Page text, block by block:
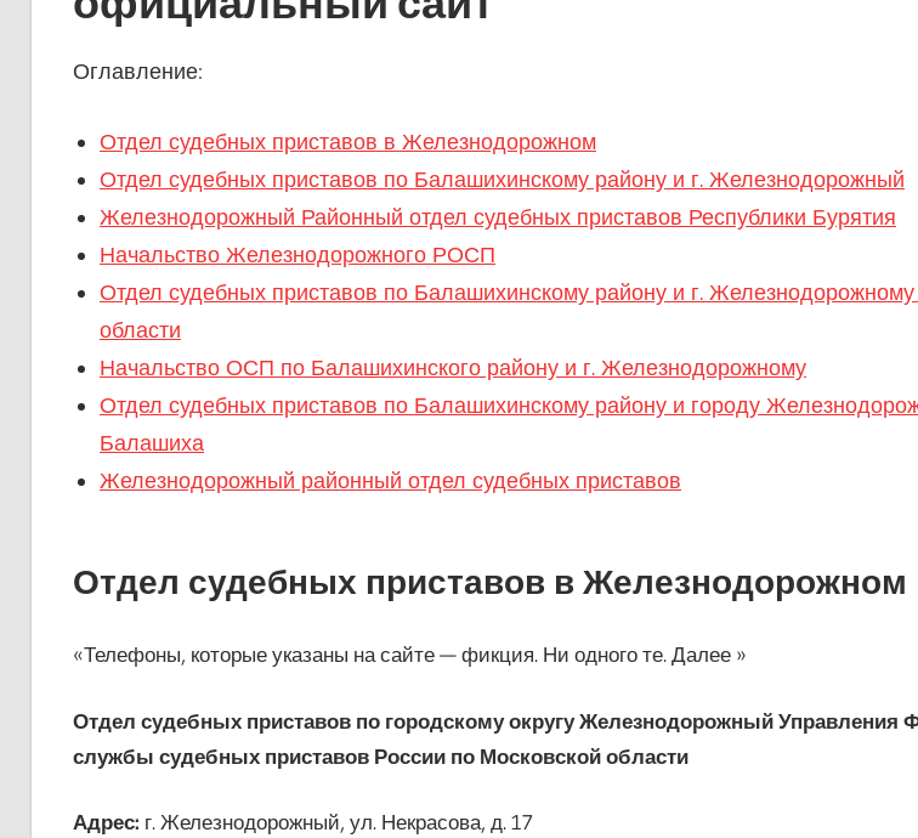
Оглавление:
Отдел судебных приставов в Железнодорожном
Отдел судебных приставов по Балашихинскому району и г. Железнодорожный
Железнодорожный Районный отдел судебных приставов Республики Бурятия
Начальство Железнодорожного РОСП
Отдел судебных приставов по Балашихинскому району и г.
области
Начальство ОСП по Балашихинского району и г. Железнодорожному
Отдел судебных приставов по Балашихинскому району и городу
Балашиха
Железнодорожный районный отдел судебных приставов
Отдел судебных приставов в Железнодорожном
«Телефоны, которые указаны на сайте — фикция. Ни одного те. Далее »
Отдел судебных приставов по городскому округу Железнодорожный Управления
службы судебных приставов России по Московской области
Адрес: г. Железнодорожный, ул. Некрасова, д. 17